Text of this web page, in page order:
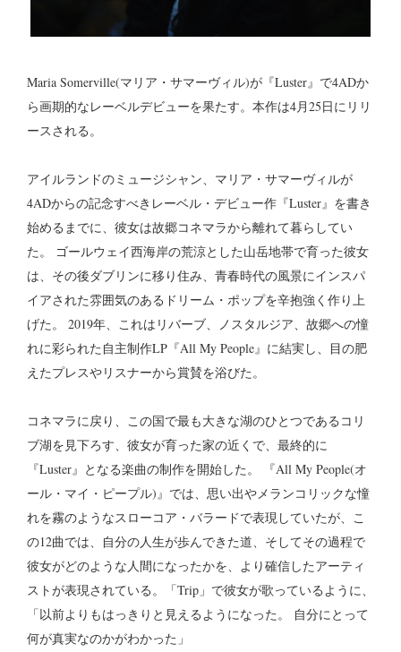
Maria Somerville(マリア・サマーヴィル)が『Luster』で4ADか
ら画期的なレーベルデビューを果たす。本作は4月25日にリリ
ースされる。
アイルランドのミュージシャン、マリア・サマーヴィルが
4ADからの記念すべきレーベル・デビュー作『Luster』を書き
始めるまでに、彼女は故郷コネマラから離れて暮らしてい
た。 ゴールウェイ西海岸の荒涼とした山岳地帯で育った彼女
は、その後ダブリンに移り住み、青春時代の風景にインスパ
イアされた雰囲気のあるドリーム・ポップを辛抱強く作り上
げた。 2019年、これはリバーブ、ノスタルジア、故郷への憧
れに彩られた自主制作LP『All My People』に結実し、目の肥
えたプレスやリスナーから賞賛を浴びた。
コネマラに戻り、この国で最も大きな湖のひとつであるコリ
ブ湖を見下ろす、彼女が育った家の近くで、最終的に
『Luster』となる楽曲の制作を開始した。 『All My People(オ
ール・マイ・ピープル)』では、思い出やメランコリックな憧
れを霧のようなスローコア・バラードで表現していたが、こ
の12曲では、自分の人生が歩んできた道、そしてその過程で
彼女がどのような人間になったかを、より確信したアーティ
ストが表現されている。「Trip」で彼女が歌っているように、
「以前よりもはっきりと見えるようになった。 自分にとって
何が真実なのかがわかった」